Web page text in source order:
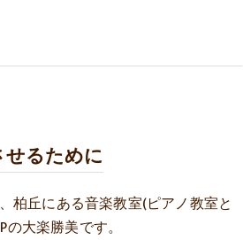
るために
柏丘にある音楽教室(ピアノ教室と
大楽勝美です。